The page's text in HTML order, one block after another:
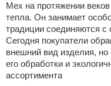
Мех на протяжении
тепла. Он занимает
традиции соединяются с
Сегодня покупатели
внешний вид изделия,
его обработки и
ассортимента